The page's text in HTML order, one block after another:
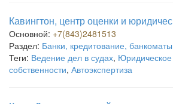
Кавингтон, центр оценки и
Основной: +7(843)2481513
Раздел: Банки, кредитование, банкоматы
Теги: Ведение дел в судах,
собственности, Автоэкспертиза